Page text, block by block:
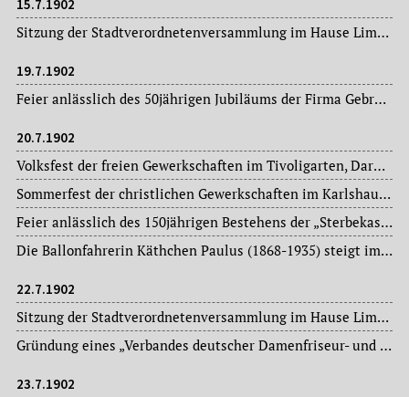
15.7.1902
Sitzung der Stadtverordnetenversammlung im Hause Limpurg: Magistratsvorlagen, Ausschussberichte.
19.7.1902
Feier anlässlich des 50jährigen Jubiläums der Firma Gebrüder Feisenberger, Großhandlung.
20.7.1902
Volksfest der freien Gewerkschaften im Tivoligarten, Darmstädter Landstraße.
Sommerfest der christlichen Gewerkschaften im Karlshaus, Seilerstraße.
Feier anlässlich des 150jährigen Bestehens der „Sterbekasse zur Brüderlichkeit“ im Stadtteil Bornheim, Vetter’sche Liegenschaft, Berger Straße.
Die Ballonfahrerin Käthchen Paulus (1868-1935) steigt im Zoologischen Garten mit ihrem Luftschiff auf und landet in der Nähe des Usinger Bahnhofs.
22.7.1902
Sitzung der Stadtverordnetenversammlung im Hause Limpurg: Magistratsvorlagen, Ausschussberichte.
Gründung eines „Verbandes deutscher Damenfriseur- und Perückenmacher-Gehilfenvereine“, mit Sitz in Berlin, der dreizehn Vereine mit insgesamt 350 Mitgliedern umfasst.
23.7.1902